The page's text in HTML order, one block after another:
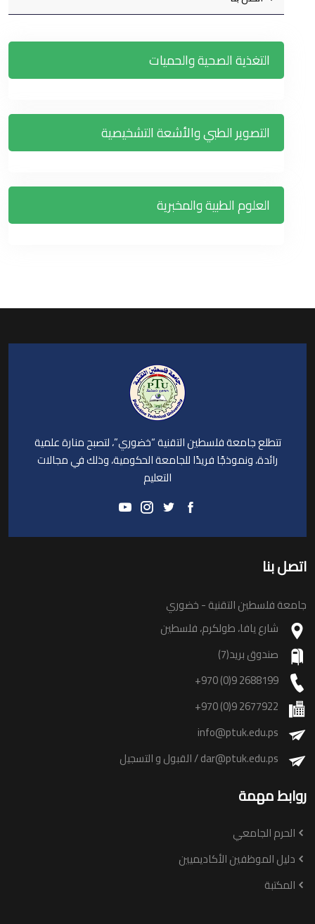
التغذية الصحية والحميات
التصوير الطبي والأشعة التشخيصية
العلوم الطبية والمخبرية
تتطلع جامعة فلسطين التقنية “خضوري”، لتصبح منارة علمية
رائدة، ونموذجًا فريدًا للجامعة الحكومية، وذلك في مجالات
التعليم
اتصل بنا
جامعة فلسطين التقنية - خضوري
شارع يافا، طولكرم، فلسطين
صندوق بريد(7)
+970 (0)9 2688199
+970 (0)9 2677922
info@ptuk.edu.ps
dar@ptuk.edu.ps/ القبول و التسجيل
روابط مهمة
الحرم الجامعي
دليل الموظفين الأكاديميين
المكتبة